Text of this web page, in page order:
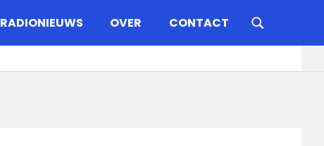
RADIONIEUWS OVER CONTACT